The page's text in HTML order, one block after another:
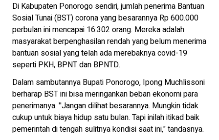
Di Kabupaten Ponorogo sendiri, jumlah penerima Bantuan
Sosial Tunai (BST) corona yang besarannya Rp 600.000
perbulan ini mencapai 16.302 orang. Mereka adalah
masyarakat berpenghasilan rendah yang belum menerima
bantuan sosial yang telah ada merebaknya covid-19
seperti PKH, BPNT dan BPNTD.
Dalam sambutannya Bupati Ponorogo, Ipong Muchlissoni
berharap BST ini bisa meringankan beban ekonomi para
penerimanya. ''Jangan dilihat besarannya. Mungkin tidak
cukup untuk biaya hidup satu bulan. Tapi inilah itikad baik
pemerintah di tengah sulitnya kondisi saat ini," tandasnya.